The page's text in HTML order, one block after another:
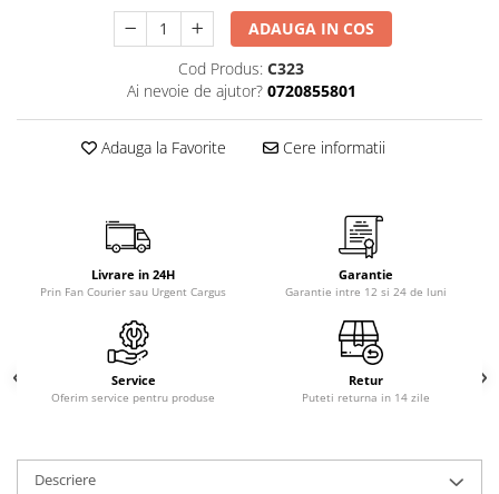
ADAUGA IN COS
Cod Produs: C323
Ai nevoie de ajutor? 0720855801
Adauga la Favorite Cere informatii
Livrare in 24H
Prin Fan Courier sau Urgent Cargus
Garantie
Garantie intre 12 si 24 de luni
Service
Oferim service pentru produse
Retur
Puteti returna in 14 zile
Descriere